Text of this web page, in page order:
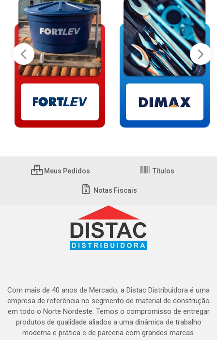
Meus Pedidos Títulos
Notas Fiscais
Com mais de 40 anos de Mercado, a Distac Distribuidora é uma
empresa de referência no segmento de material de construção
em todo o Norte Nordeste. Temos o compromisso de entregar
produtos de qualidade aliados a uma dinâmica de trabalho
moderna e prática e de parceria com grandes marcas.